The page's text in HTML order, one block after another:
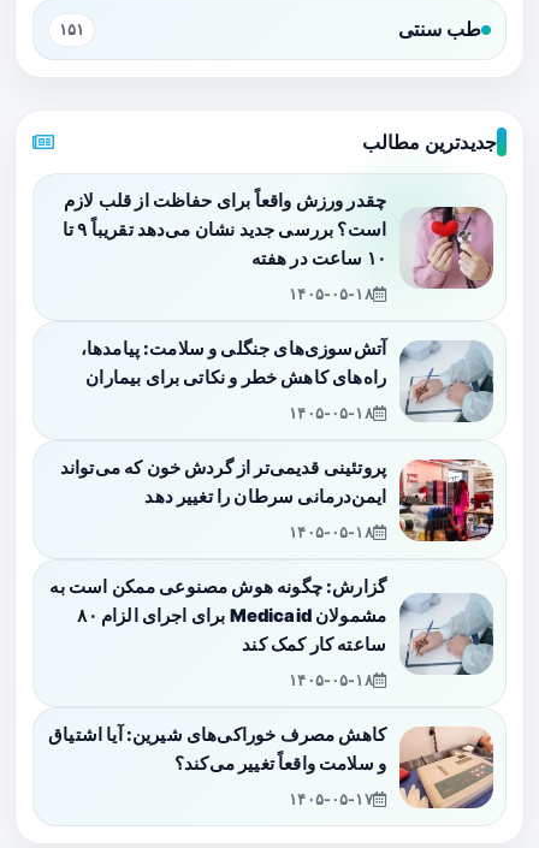
طب سنتی ۱۵۱
جدیدترین مطالب
چقدر ورزش واقعاً برای حفاظت از قلب لازم
است؟ بررسی جدید نشان می‌دهد تقریباً ۹ تا
۱۰ ساعت در هفته
۱۴۰۵-۰۵-۱۸
آتش‌سوزی‌های جنگلی و سلامت: پیامدها،
راه‌های کاهش خطر و نکاتی برای بیماران
۱۴۰۵-۰۵-۱۸
پروتئینی قدیمی‌تر از گردش خون که می‌تواند
ایمن‌درمانی سرطان را تغییر دهد
۱۴۰۵-۰۵-۱۸
گزارش: چگونه هوش مصنوعی ممکن است به
مشمولان Medicaid برای اجرای الزام ۸۰
ساعته کار کمک کند
۱۴۰۵-۰۵-۱۸
کاهش مصرف خوراکی‌های شیرین: آیا اشتیاق
و سلامت واقعاً تغییر می‌کند؟
۱۴۰۵-۰۵-۱۷